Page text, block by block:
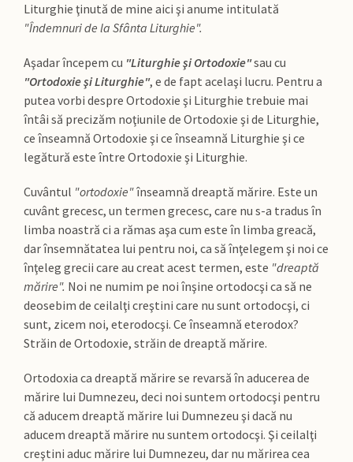
Liturghie ţinută de mine aici şi anume intitulată
"Îndemnuri de la Sfânta Liturghie".
Aşadar începem cu "Liturghie şi Ortodoxie"sau cu
"Ortodoxie şi Liturghie", e de fapt acelaşi lucru. Pentru a
putea vorbi despre Ortodoxie şi Liturghie trebuie mai
întâi să precizăm noţiunile de Ortodoxie şi de Liturghie,
ce înseamnă Ortodoxie şi ce înseamnă Liturghie şi ce
legătură este între Ortodoxie şi Liturghie.
Cuvântul "ortodoxie"înseamnă dreaptă mărire. Este un
cuvânt grecesc, un termen grecesc, care nu s-a tradus în
limba noastră ci a rămas aşa cum este în limba greacă,
dar însemnătatea lui pentru noi, ca să înţelegem şi noi ce
înţeleg grecii care au creat acest termen, este "dreaptă
mărire". Noi ne numim pe noi înşine ortodocşi ca să ne
deosebim de ceilalţi creştini care nu sunt ortodocşi, ci
sunt, zicem noi, eterodocşi. Ce înseamnă eterodox?
Străin de Ortodoxie, străin de dreaptă mărire.
Ortodoxia ca dreaptă mărire se revarsă în aducerea de
mărire lui Dumnezeu, deci noi suntem ortodocşi pentru
că aducem dreaptă mărire lui Dumnezeu şi dacă nu
aducem dreaptă mărire nu suntem ortodocşi. Şi ceilalţi
creştini aduc mărire lui Dumnezeu, dar nu mărirea cea